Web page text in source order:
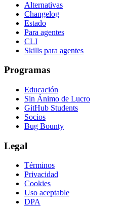
Alternativas
Changelog
Estado
Para agentes
CLI
Skills para agentes
Programas
Educación
Sin Ánimo de Lucro
GitHub Students
Socios
Bug Bounty
Legal
Términos
Privacidad
Cookies
Uso aceptable
DPA